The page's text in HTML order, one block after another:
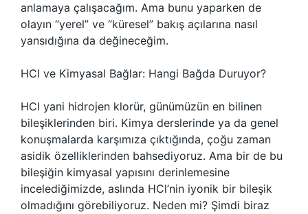
anlamaya çalışacağım. Ama bunu yaparken de
olayın “yerel” ve “küresel” bakış açılarına nasıl
yansıdığına da değineceğim.
HCl ve Kimyasal Bağlar: Hangi Bağda Duruyor?
HCl yani hidrojen klorür, günümüzün en bilinen
bileşiklerinden biri. Kimya derslerinde ya da genel
konuşmalarda karşımıza çıktığında, çoğu zaman
asidik özelliklerinden bahsediyoruz. Ama bir de bu
bileşiğin kimyasal yapısını derinlemesine
incelediğimizde, aslında HCl’nin iyonik bir bileşik
olmadığını görebiliyoruz. Neden mi? Şimdi biraz